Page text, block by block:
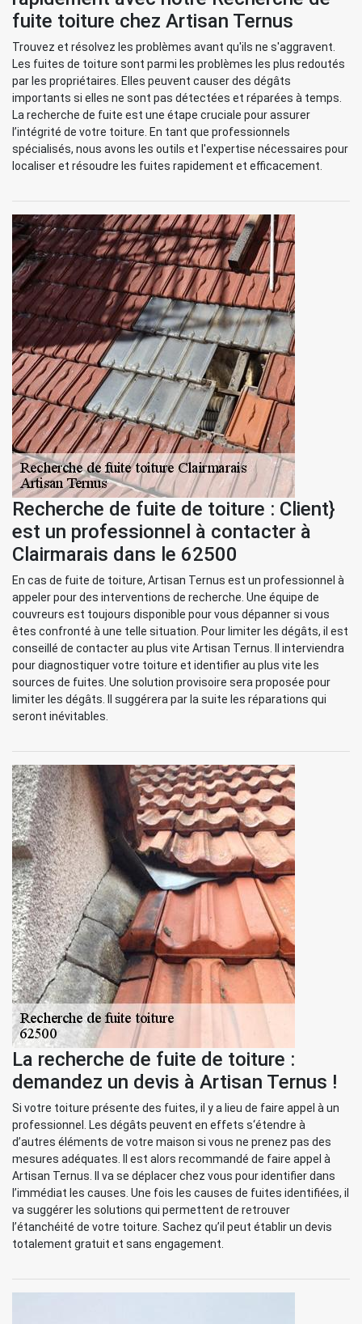
fuite toiture chez Artisan Ternus
Trouvez et résolvez les problèmes avant qu'ils ne s'aggravent.
Les fuites de toiture sont parmi les problèmes les plus redoutés
par les propriétaires. Elles peuvent causer des dégâts
importants si elles ne sont pas détectées et réparées à temps.
La recherche de fuite est une étape cruciale pour assurer
l’intégrité de votre toiture. En tant que professionnels
spécialisés, nous avons les outils et l'expertise nécessaires pour
localiser et résoudre les fuites rapidement et efficacement.
Recherche de fuite de toiture : Client}
est un professionnel à contacter à
Clairmarais dans le 62500
En cas de fuite de toiture, Artisan Ternus est un professionnel à
appeler pour des interventions de recherche. Une équipe de
couvreurs est toujours disponible pour vous dépanner si vous
êtes confronté à une telle situation. Pour limiter les dégâts, il est
conseillé de contacter au plus vite Artisan Ternus. Il interviendra
pour diagnostiquer votre toiture et identifier au plus vite les
sources de fuites. Une solution provisoire sera proposée pour
limiter les dégâts. Il suggérera par la suite les réparations qui
seront inévitables.
La recherche de fuite de toiture :
demandez un devis à Artisan Ternus !
Si votre toiture présente des fuites, il y a lieu de faire appel à un
professionnel. Les dégâts peuvent en effets s‘étendre à
d’autres éléments de votre maison si vous ne prenez pas des
mesures adéquates. Il est alors recommandé de faire appel à
Artisan Ternus. Il va se déplacer chez vous pour identifier dans
l’immédiat les causes. Une fois les causes de fuites identifiées, il
va suggérer les solutions qui permettent de retrouver
l’étanchéité de votre toiture. Sachez qu’il peut établir un devis
totalement gratuit et sans engagement.